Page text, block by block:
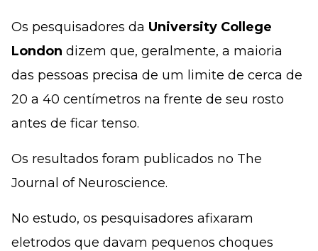
Os pesquisadores da University College
London dizem que, geralmente, a maioria
das pessoas precisa de um limite de cerca de
20 a 40 centímetros na frente de seu rosto
antes de ficar tenso.
Os resultados foram publicados no The
Journal of Neuroscience.
No estudo, os pesquisadores afixaram
eletrodos que davam pequenos choques